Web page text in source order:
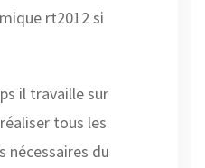
rt2012 si
il travaille sur
tous les
nécessaires du